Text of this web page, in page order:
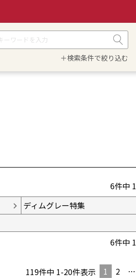
＋検索条件で絞り込む
6件中 1
ディムグレー特集
6件中 1
119件中 1-20件表示 1 2 …